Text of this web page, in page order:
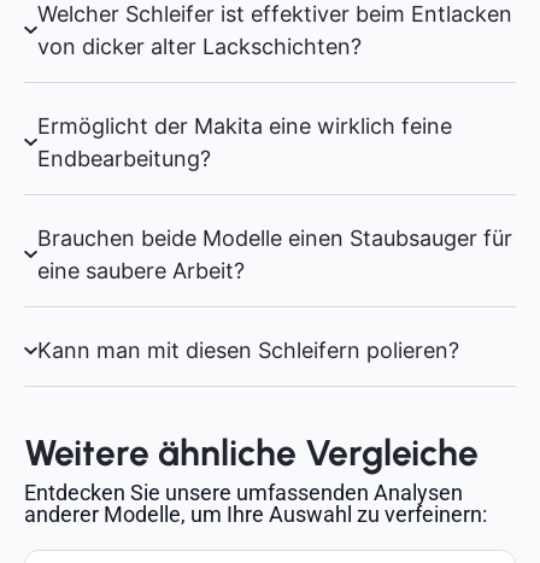
Welcher Schleifer ist effektiver beim Entlacken
von dicker alter Lackschichten?
Ermöglicht der Makita eine wirklich feine
Endbearbeitung?
Brauchen beide Modelle einen Staubsauger für
eine saubere Arbeit?
Kann man mit diesen Schleifern polieren?
Weitere ähnliche Vergleiche
Entdecken Sie unsere umfassenden Analysen
anderer Modelle, um Ihre Auswahl zu verfeinern: